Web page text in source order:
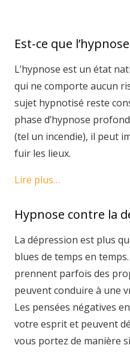
Est-ce que
L’hypnose est un état
qui ne comporte aucun
sujet hypnotisé reste
phase d’hypnose
(tel un incendie), il peut
fuir les lieux.
Lire plus…
Hypnose contre la
La dépression est plus
blues de temps en
prennent parfois des
peuvent conduire à une
Les pensées négatives
votre esprit et peuvent
vous portez de manière